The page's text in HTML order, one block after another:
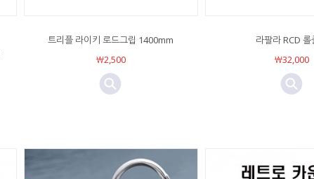
트리플 라이키 로드그립 1400mm
￦2,500
라팔라 RCD 롤
￦32,000